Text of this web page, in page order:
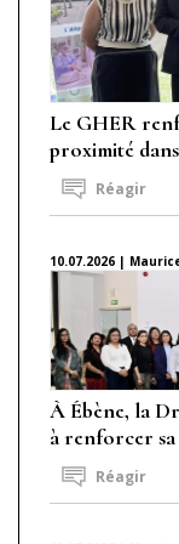
Le GHER
proximité
Réagir
10.07.2026 |
À Ébène, la
à renforcer
Réagir